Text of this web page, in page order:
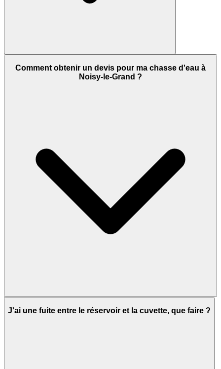
Comment obtenir un devis pour ma chasse d'eau à
Noisy-le-Grand ?
J'ai une fuite entre le réservoir et la cuvette, que faire ?